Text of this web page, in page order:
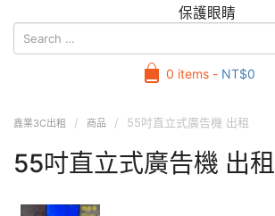
保護眼睛
0 items - NT$0
鑫業3C出租 商品 55吋直立式廣告機 出租
55吋直立式廣告機 出租